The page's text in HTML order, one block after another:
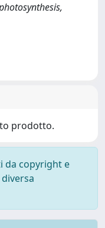
prodotto.
da copyright e